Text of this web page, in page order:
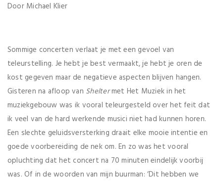
Door Michael Klier
Sommige concerten verlaat je met een gevoel van
teleurstelling. Je hebt je best vermaakt, je hebt je oren de
kost gegeven maar de negatieve aspecten blijven hangen.
Gisteren na afloop van Sheltermet Het Muziek in het
muziekgebouw was ik vooral teleurgesteld over het feit dat
ik veel van de hard werkende musici niet had kunnen horen.
Een slechte geluidsversterking draait elke mooie intentie en
goede voorbereiding de nek om. En zo was het vooral
opluchting dat het concert na 70 minuten eindelijk voorbij
was. Of in de woorden van mijn buurman: ‘Dit hebben we